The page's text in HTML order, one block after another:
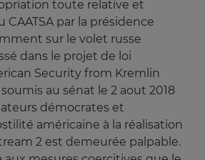
toute relative et
par la présidence
sur le volet russe
dans le projet de loi
Security from Kremlin
au sénat le 2 aout 2018
démocrates et
américaine à la réalisation
2 est demeurée palpable.